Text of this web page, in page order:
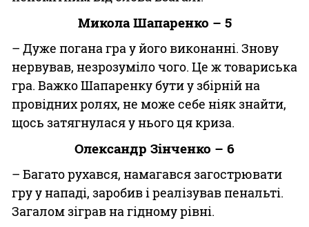
Микола Шапаренко – 5
– Дуже погана гра у його виконанні. Знову
нервував, незрозуміло чого. Це ж товариська
гра. Важко Шапаренку бути у збірній на
провідних ролях, не може себе ніяк знайти,
щось затягнулася у нього ця криза.
Олександр Зінченко – 6
– Багато рухався, намагався загострювати
гру у нападі, заробив і реалізував пенальті.
Загалом зіграв на гідному рівні.